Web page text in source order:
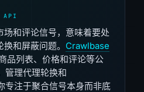
API
场和评论信号，意味着要处
和屏蔽问题。 Crawlbase
品列表、价格和评论等公
管理代理轮换和
专注于聚合信号本身而非底